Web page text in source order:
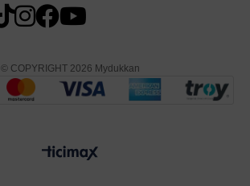
© COPYRIGHT 2026 Mydukkan